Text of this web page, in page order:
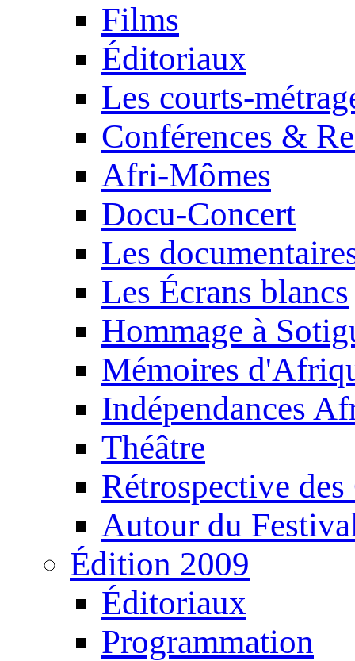
Films
Éditoriaux
Les courts-
Conférences &
Afri-Mômes
Docu-Concert
Les
Les Écrans blancs
Hommage à
Mémoires
Indépendances
Théâtre
Rétrospective
Autour du
Édition 2009
Éditoriaux
Programmation